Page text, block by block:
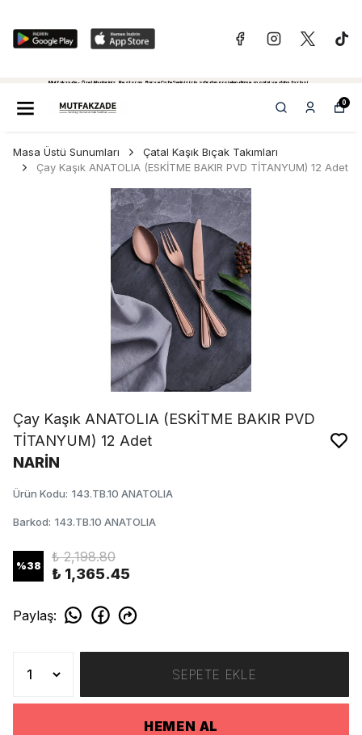
Mutfakzade - Özel Alanlariniz, Restoran, Bar ve Cafe'leriniz için sıfırdan projelendirme, montaj ve daha fazlasi...
0
Masa Üstü Sunumları
Çatal Kaşık Bıçak Takımları
Çay Kaşık ANATOLIA (ESKİTME BAKIR PVD TİTANYUM) 12 Adet
Çay Kaşık ANATOLIA (ESKİTME BAKIR PVD
TİTANYUM) 12 Adet
NARİN
Ürün Kodu: 143.TB.10 ANATOLIA
Barkod: 143.TB.10 ANATOLIA
%38
₺ 2,198.80
₺ 1,365.45
Paylaş:
SEPETE EKLE
HEMEN AL